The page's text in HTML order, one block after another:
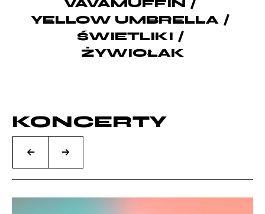
VAVAMUFFIN
YELLOW UMBRELLA
ŚWIETLIKI
ŻYWIOŁAK
KONCERTY